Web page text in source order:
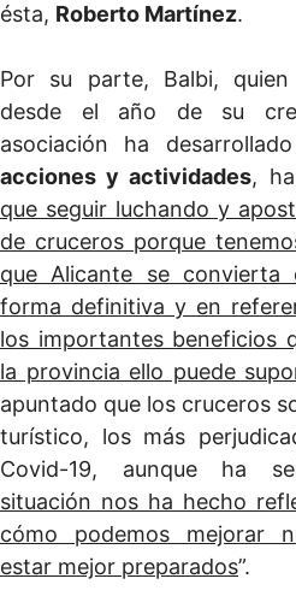
ésta, Roberto Martínez.
Por su parte, Balbi,
desde el año de su
asociación ha
acciones y actividades,
que seguir luchando y
de cruceros porque
que Alicante se
forma definitiva y en
los importantes beneficios
la provincia ello puede
apuntado que los cruceros
turístico, los más
Covid-19, aunque ha
situación nos ha hecho
cómo podemos mejorar
estar mejor preparados”.